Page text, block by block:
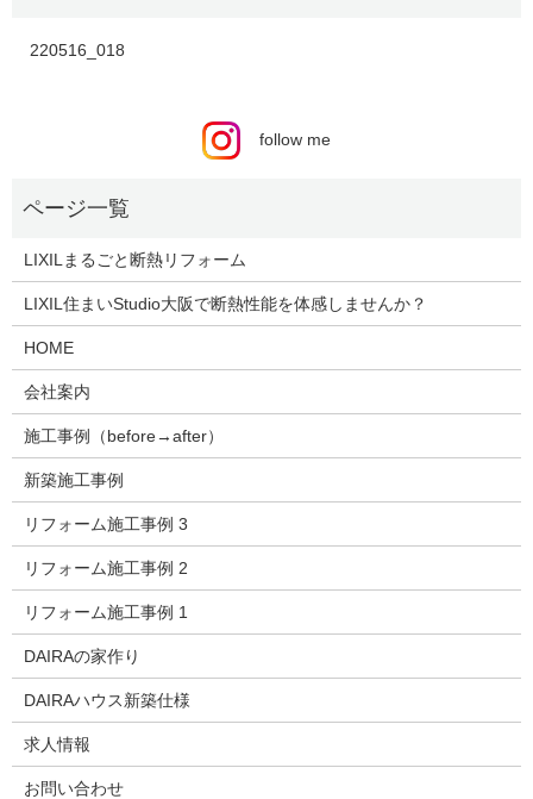
220516_018
follow me
LIXILまるごと断熱リフォーム
LIXIL住まいStudio大阪で断熱性能を体感しませんか？
HOME
会社案内
施工事例（before→after）
新築施工事例
リフォーム施工事例 3
リフォーム施工事例 2
リフォーム施工事例 1
DAIRAの家作り
DAIRAハウス新築仕様
求人情報
お問い合わせ